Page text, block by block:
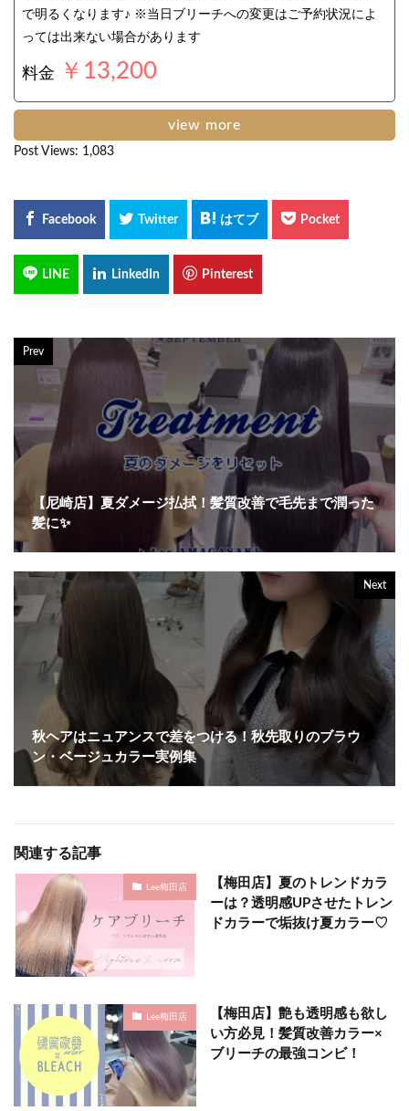
で明るくなります♪ ※当日ブリーチへの変更はご予約状況によ
っては出来ない場合があります
料金 ￥13,200
view more
Post Views: 1,083
Prev
【尼崎店】夏ダメージ払拭！髪質改善で毛先まで潤った
髪に✨
Next
秋ヘアはニュアンスで差をつける！秋先取りのブラウ
ン・ベージュカラー実例集
関連する記事
Lee梅田店
【梅田店】夏のトレンドカラ
ーは？透明感UPさせたトレン
ドカラーで垢抜け夏カラー♡
Lee梅田店
【梅田店】艶も透明感も欲し
い方必見！髪質改善カラー×
ブリーチの最強コンビ！